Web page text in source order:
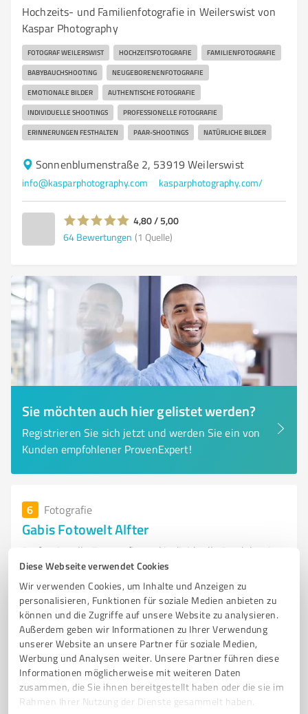
Diese Webseite verwendet Cookies
Wir verwenden Cookies, um Inhalte und Anzeigen zu
personalisieren, Funktionen für soziale Medien anbieten zu
können und die Zugriffe auf unsere Website zu analysieren.
Außerdem geben wir Informationen zu Ihrer Verwendung
unserer Website an unsere Partner für soziale Medien,
Werbung und Analysen weiter. Unsere Partner führen diese
Informationen möglicherweise mit weiteren Daten
zusammen, die Sie ihnen bereitgestellt haben oder die sie im
Rahmen Ihrer Nutzung der Dienste gesammelt haben.
Hochzeits- und Familienfotografie in Weilerswist von
Kaspar Photography
FOTOGRAF WEILERSWIST HOCHZEITSFOTOGRAFIE FAMILIENFOTOGRAFIE
BABYBAUCHSHOOTING NEUGEBORENENFOTOGRAFIE
EMOTIONALE BILDER AUTHENTISCHE FOTOGRAFIE
INDIVIDUELLE SHOOTINGS PROFESSIONELLE FOTOGRAFIE
ERINNERUNGEN FESTHALTEN PAAR-SHOOTINGS NATÜRLICHE BILDER
Sonnenblumenstraße 2, 53919 Weilerswist
info@kasparphotography.com kasparphotography.com/
4,80 / 5,00
64 Bewertungen (1 Quelle)
Sie möchten auch hier gelistet werden?
Registrieren Sie sich jetzt und werden Sie ein von
Kunden empfohlener ProvenExpert!
6 Fotografie
Gabis Fotowelt Alfter
Professionelle Fotografie und individuelle Produkte in
Alfter
FOTOSTUDIO BEWERBUNGSFOTOS STUDIOFOTOS
FOTOENTWICKLUNG SOFORTDRUCK RAHMEN EINRAHMUNG
GESCHENKEWELT SCHMUCK TASCHEN GELDBÖRSEN
Am Herrenwingert 14, 53347 Alfter
www.gabis-fotowelt.de/